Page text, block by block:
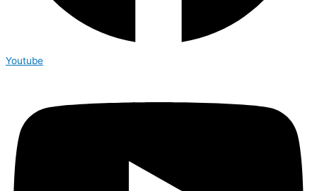
Youtube